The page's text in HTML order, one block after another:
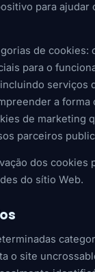
para ajudar
de cookies:
para o
serviços
a forma
de marketing
parceiros
dos cookies
do sítio Web.
o site